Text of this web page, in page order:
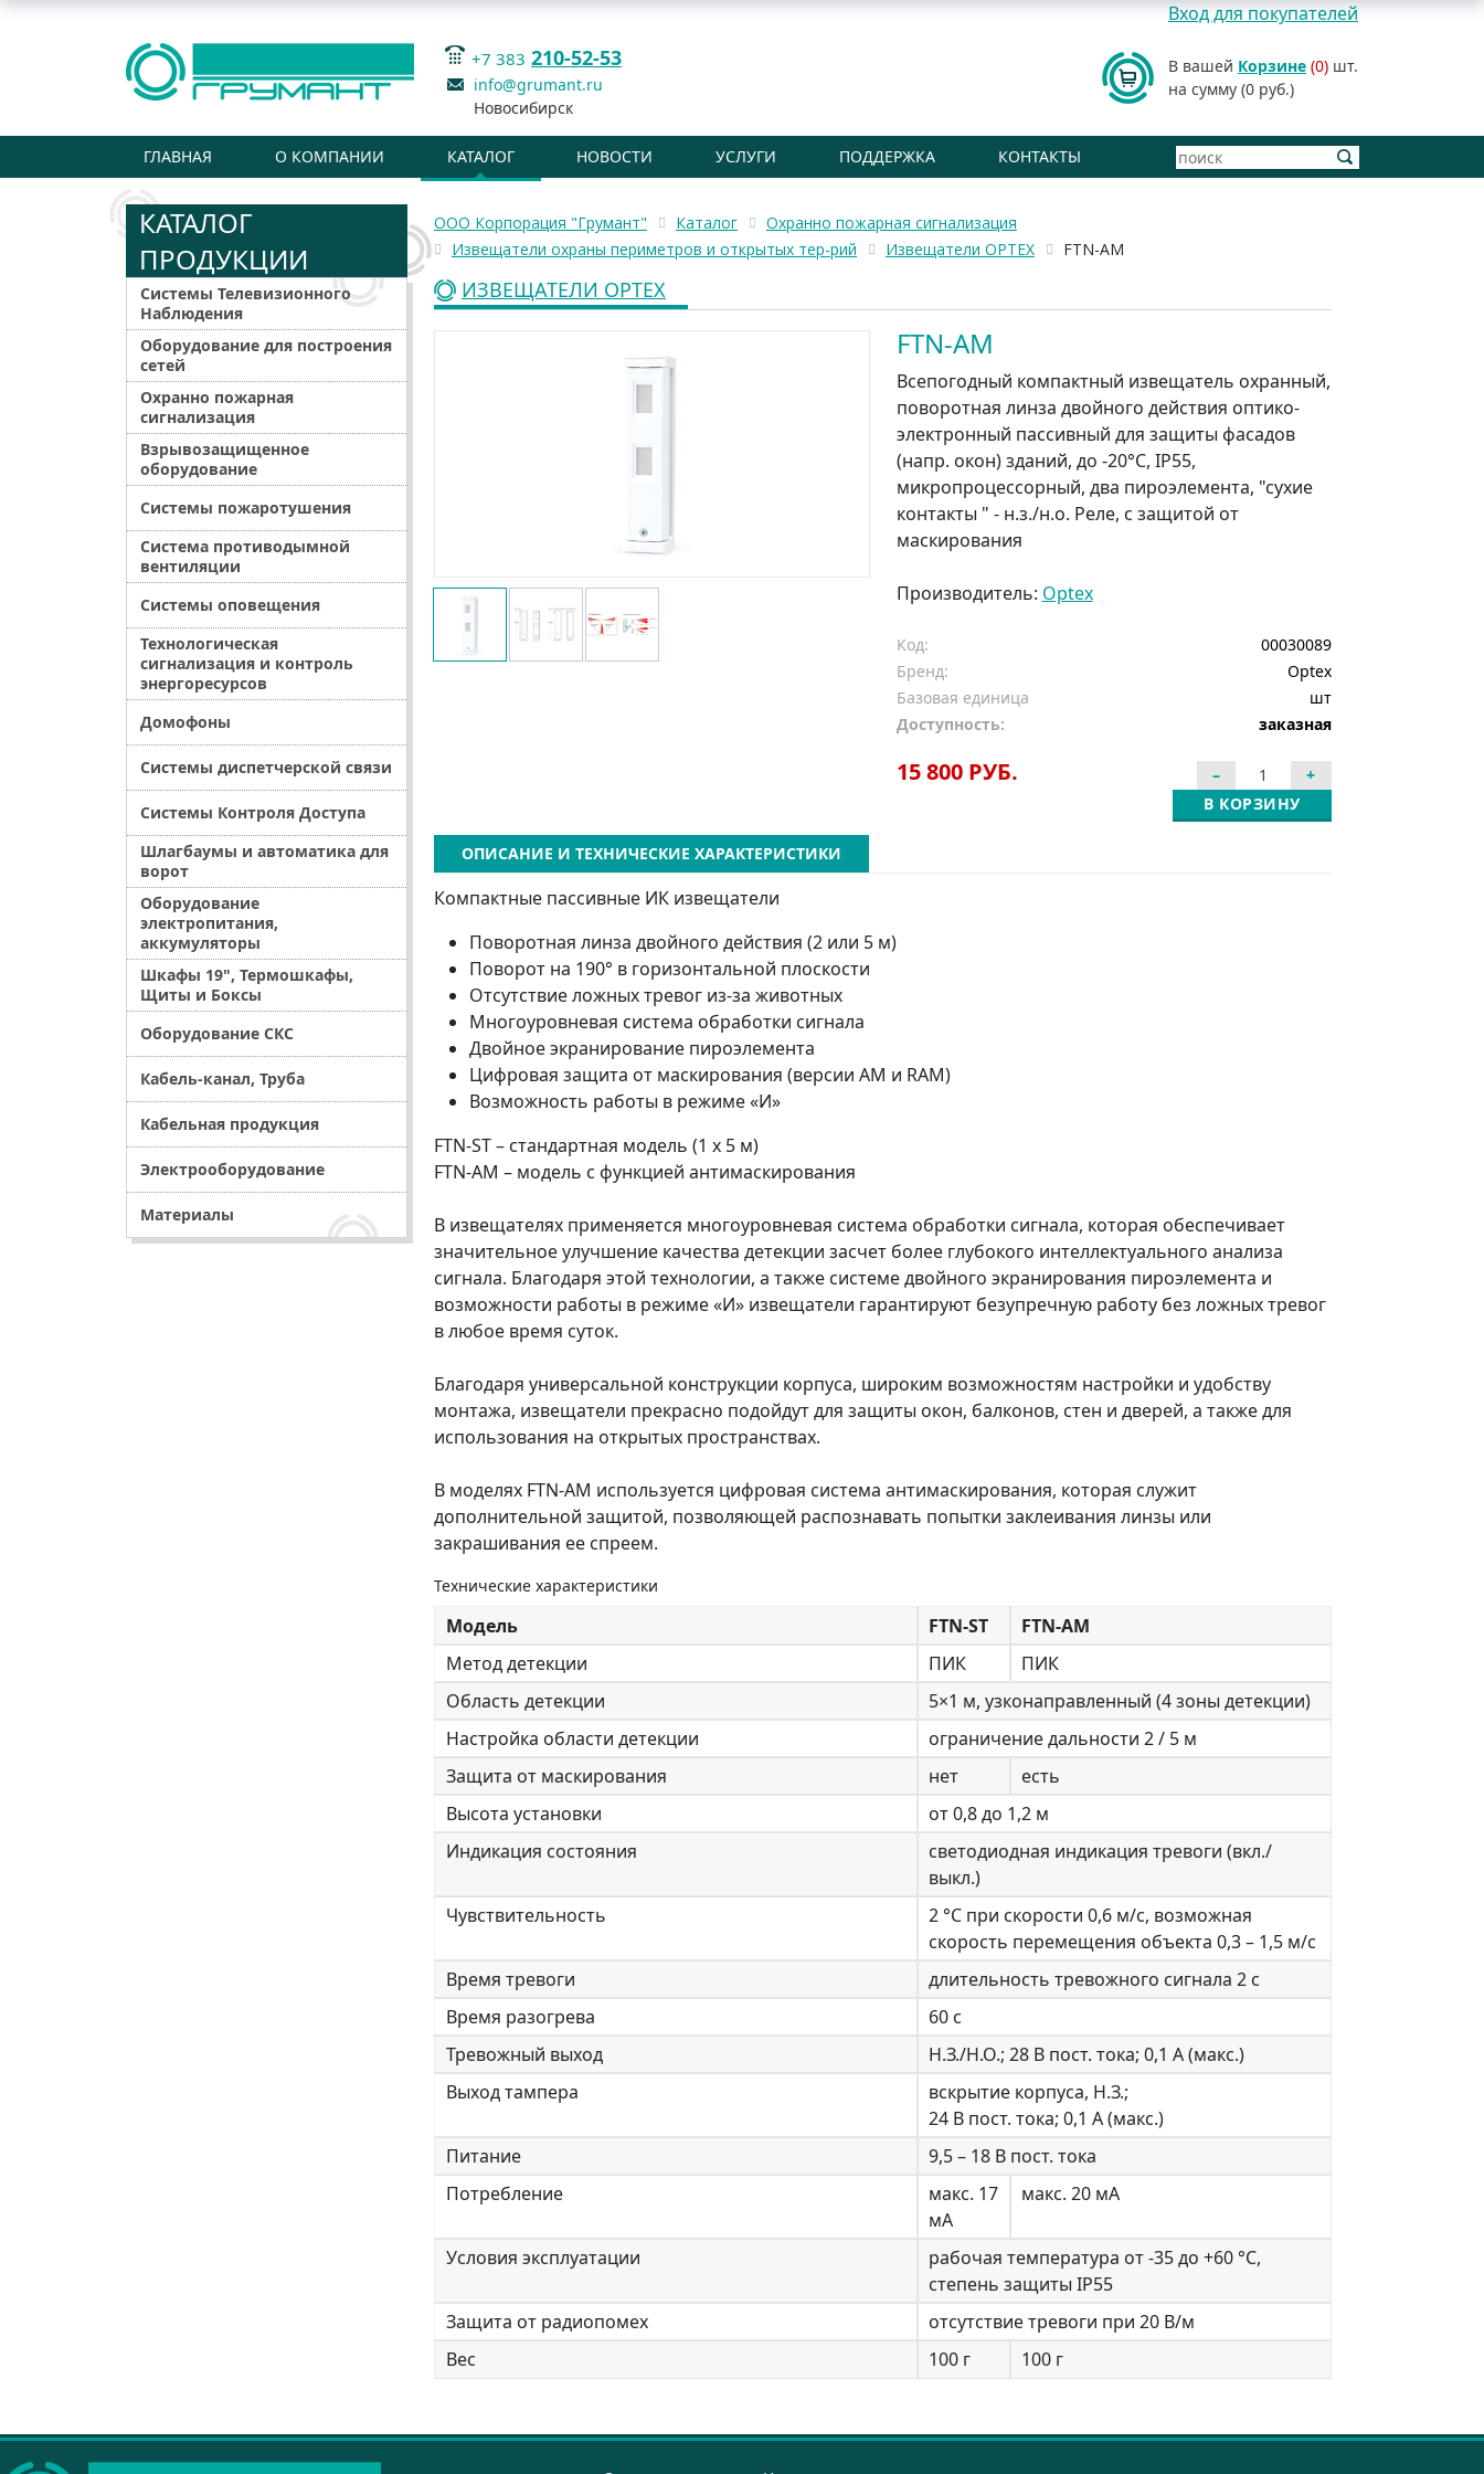
Вход для покупателей
+7 383 210-52-53
info@grumant.ru
Новосибирск
В вашей Корзине (0) шт.
на сумму (0 руб.)
ГЛАВНАЯ О КОМПАНИИ КАТАЛОГ НОВОСТИ УСЛУГИ ПОДДЕРЖКА КОНТАКТЫ
КАТАЛОГ
ПРОДУКЦИИ
Системы Телевизионного
Наблюдения
Оборудование для построения
сетей
Охранно пожарная
сигнализация
Взрывозащищенное
оборудование
Системы пожаротушения
Система противодымной
вентиляции
Системы оповещения
Технологическая
сигнализация и контроль
энергоресурсов
Домофоны
Системы диспетчерской связи
Системы Контроля Доступа
Шлагбаумы и автоматика для
ворот
Оборудование
электропитания,
аккумуляторы
Шкафы 19", Термошкафы,
Щиты и Боксы
Оборудование СКС
Кабель-канал, Труба
Кабельная продукция
Электрооборудование
Материалы
ООО Корпорация "Грумант" Каталог
Охранно пожарная сигнализация
Извещатели охраны периметров и открытых тер-рий
Извещатели OPTEX FTN-AM
ИЗВЕЩАТЕЛИ OPTEX
FTN-AM
Всепогодный компактный извещатель охранный,
поворотная линза двойного действия оптико-
электронный пассивный для защиты фасадов
(напр. окон) зданий, до -20°С, IP55,
микропроцессорный, два пироэлемента, "сухие
контакты " - н.з./н.о. Реле, с защитой от
маскирования
Производитель: Optex
Код:
00030089
Бренд:
Optex
Базовая единица
шт
Доступность:
заказная
15 800 РУБ.
В КОРЗИНУ
ОПИСАНИЕ И ТЕХНИЧЕСКИЕ ХАРАКТЕРИСТИКИ
Компактные пассивные ИК извещатели
Поворотная линза двойного действия (2 или 5 м)
Поворот на 190° в горизонтальной плоскости
Отсутствие ложных тревог из-за животных
Многоуровневая система обработки сигнала
Двойное экранирование пироэлемента
Цифровая защита от маскирования (версии AM и RAM)
Возможность работы в режиме «И»
FTN-ST – стандартная модель (1 х 5 м)
FTN-AM – модель с функцией антимаскирования
В извещателях применяется многоуровневая система обработки сигнала, которая обеспечивает
значительное улучшение качества детекции засчет более глубокого интеллектуального анализа
сигнала. Благодаря этой технологии, а также системе двойного экранирования пироэлемента и
возможности работы в режиме «И» извещатели гарантируют безупречную работу без ложных тревог
в любое время суток.
Благодаря универсальной конструкции корпуса, широким возможностям настройки и удобству
монтажа, извещатели прекрасно подойдут для защиты окон, балконов, стен и дверей, а также для
использования на открытых пространствах.
В моделях FTN-AM используется цифровая система антимаскирования, которая служит
дополнительной защитой, позволяющей распознавать попытки заклеивания линзы или
закрашивания ее спреем.
Технические характеристики
Модель FTN-ST
FTN-AM
Метод детекции
ПИК
ПИК
Область детекции
5×1 м, узконаправленный (4 зоны детекции)
Настройка области детекции
ограничение дальности 2 / 5 м
Защита от маскирования
нет
есть
Высота установки
от 0,8 до 1,2 м
Индикация состояния
светодиодная индикация тревоги (вкл./
выкл.)
Чувствительность
2 °С при скорости 0,6 м/с, возможная
скорость перемещения объекта 0,3 – 1,5 м/с
Время тревоги
длительность тревожного сигнала 2 с
Время разогрева
60 с
Тревожный выход
Н.З./Н.О.; 28 В пост. тока; 0,1 А (макс.)
Выход тампера
вскрытие корпуса, Н.З.;
24 В пост. тока; 0,1 А (макс.)
Питание
9,5 – 18 В пост. тока
Потребление
макс. 17
мА
макс. 20 мА
Условия эксплуатации
рабочая температура от -35 до +60 °С,
степень защиты IP55
Защита от радиопомех
отсутствие тревоги при 20 В/м
Вес
100 г 100 г